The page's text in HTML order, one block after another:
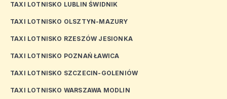
TAXI LOTNISKO LUBLIN ŚWIDNIK
TAXI LOTNISKO OLSZTYN-MAZURY
TAXI LOTNISKO RZESZÓW JESIONKA
TAXI LOTNISKO POZNAŃ ŁAWICA
TAXI LOTNISKO SZCZECIN-GOLENIÓW
TAXI LOTNISKO WARSZAWA MODLIN